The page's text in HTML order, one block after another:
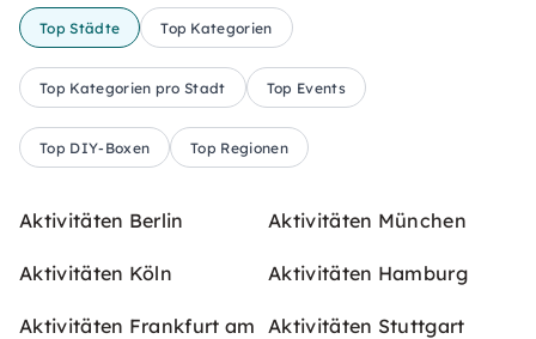
Top Städte Top Kategorien
Top Kategorien pro Stadt Top Events
Top DIY-Boxen Top Regionen
Aktivitäten Berlin Aktivitäten München
Aktivitäten Köln Aktivitäten Hamburg
Aktivitäten Frankfurt am Aktivitäten Stuttgart